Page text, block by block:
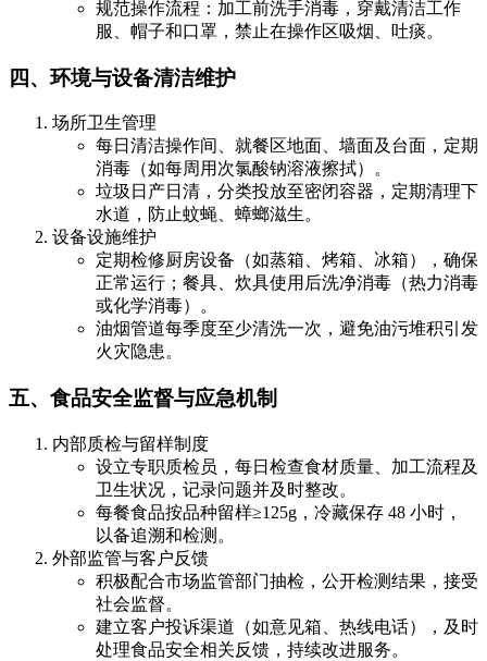
规范操作流程：加工前洗手消毒，穿戴清洁工作
服、帽子和口罩，禁止在操作区吸烟、吐痰。
四、环境与设备清洁维护
场所卫生管理
每日清洁操作间、就餐区地面、墙面及台面，定期
消毒（如每周用次氯酸钠溶液擦拭）。
垃圾日产日清，分类投放至密闭容器，定期清理下
水道，防止蚊蝇、蟑螂滋生。
设备设施维护
定期检修厨房设备（如蒸箱、烤箱、冰箱），确保
正常运行；餐具、炊具使用后洗净消毒（热力消毒
或化学消毒）。
油烟管道每季度至少清洗一次，避免油污堆积引发
火灾隐患。
五、食品安全监督与应急机制
内部质检与留样制度
设立专职质检员，每日检查食材质量、加工流程及
卫生状况，记录问题并及时整改。
每餐食品按品种留样≥125g，冷藏保存 48 小时，
以备追溯和检测。
外部监管与客户反馈
积极配合市场监管部门抽检，公开检测结果，接受
社会监督。
建立客户投诉渠道（如意见箱、热线电话），及时
处理食品安全相关反馈，持续改进服务。